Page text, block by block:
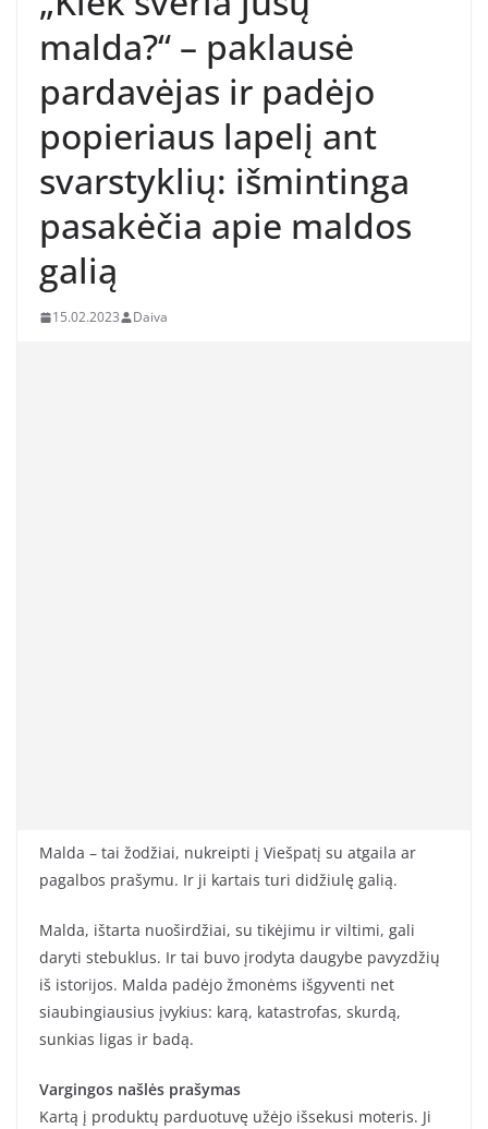
malda?“ – paklausė
pardavėjas ir padėjo
popieriaus lapelį ant
svarstyklių: išmintinga
pasakėčia apie maldos
galią
15.02.2023 Daiva
Malda – tai žodžiai, nukreipti į Viešpatį su atgaila ar
pagalbos prašymu. Ir ji kartais turi didžiulę galią.
Malda, ištarta nuoširdžiai, su tikėjimu ir viltimi, gali
daryti stebuklus. Ir tai buvo įrodyta daugybe pavyzdžių
iš istorijos. Malda padėjo žmonėms išgyventi net
siaubingiausius įvykius: karą, katastrofas, skurdą,
sunkias ligas ir badą.
Vargingos našlės prašymas
Kartą į produktų parduotuvę užėjo išsekusi moteris. Ji